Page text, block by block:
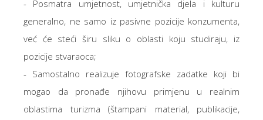
- Posmatra umjetnost, umjetnička djela i kulturu
generalno, ne samo iz pasivne pozicije konzumenta,
već će steći širu sliku o oblasti koju studiraju, iz
pozicije stvaraoca;
- Samostalno realizuje fotografske zadatke koji bi
mogao da pronađe njihovu primjenu u realnim
oblastima turizma (štampani material, publikacije,